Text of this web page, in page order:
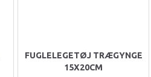
FUGLELEGETØJ TRÆGYNGE
15X20CM